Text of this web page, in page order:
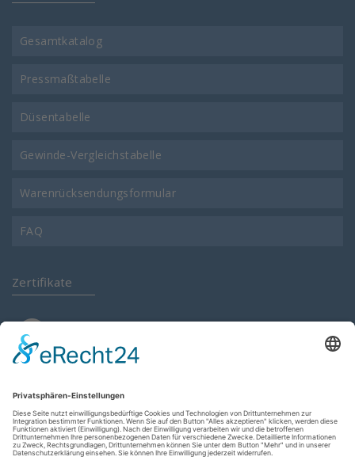
Gesamtkatalog
Pressmaßtabelle
Düsentabelle
Gewinde-Vergleichstabelle
Warenrücksendungsformular
FAQ
Zertifikate